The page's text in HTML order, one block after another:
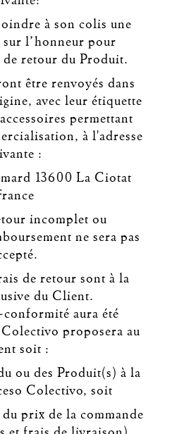
à son colis une
sur l’honneur pour
retour du Produit.
être renvoyés dans
avec leur étiquette
permettant
à l'adresse
:
13600 La Ciotat
incomplet ou
ne sera pas
de retour sont à la
du Client.
aura été
proposera au
soit :
ou des Produit(s) à la
Colectivo, soit
prix de la commande